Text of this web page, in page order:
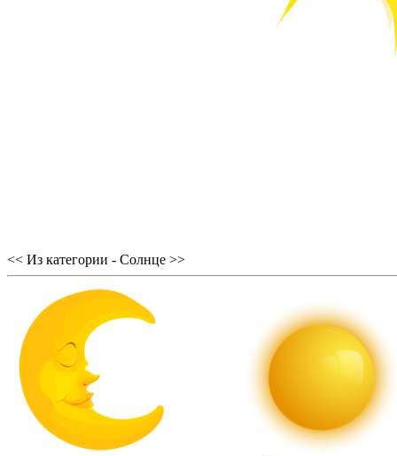
<< Из категории - Солнце >>